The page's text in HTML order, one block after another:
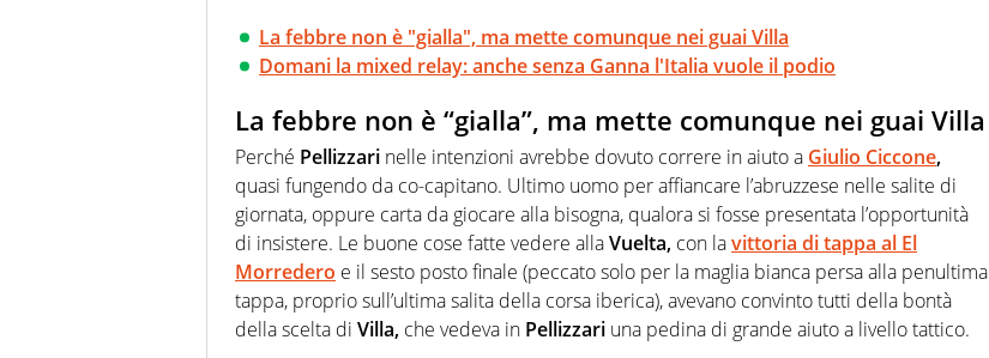
La febbre non è "gialla", ma mette comunque nei guai Villa
Domani la mixed relay: anche senza Ganna l'Italia vuole il podio
La febbre non è “gialla”, ma mette comunque nei guai Villa
Perché Pellizzari nelle intenzioni avrebbe dovuto correre in aiuto a Giulio Ciccone,
quasi fungendo da co-capitano. Ultimo uomo per affiancare l’abruzzese nelle salite di
giornata, oppure carta da giocare alla bisogna, qualora si fosse presentata l’opportunità
di insistere. Le buone cose fatte vedere allaVuelta, con lavittoria di tappa al El
Morredero e il sesto posto finale (peccato solo per la maglia bianca persa alla penultima
tappa, proprio sull’ultima salita della corsa iberica), avevano convinto tutti della bontà
della scelta di Villa, che vedeva in Pellizzari una pedina di grande aiuto a livello tattico.